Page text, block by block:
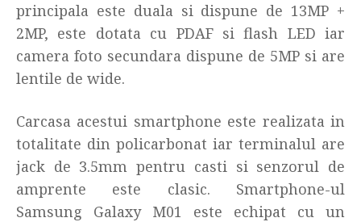
principala este duala si dispune de 13MP +
2MP, este dotata cu PDAF si flash LED iar
camera foto secundara dispune de 5MP si are
lentile de wide.
Carcasa acestui smartphone este realizata in
totalitate din policarbonat iar terminalul are
jack de 3.5mm pentru casti si senzorul de
amprente este clasic. Smartphone-ul
Samsung Galaxy M01 este echipat cu un